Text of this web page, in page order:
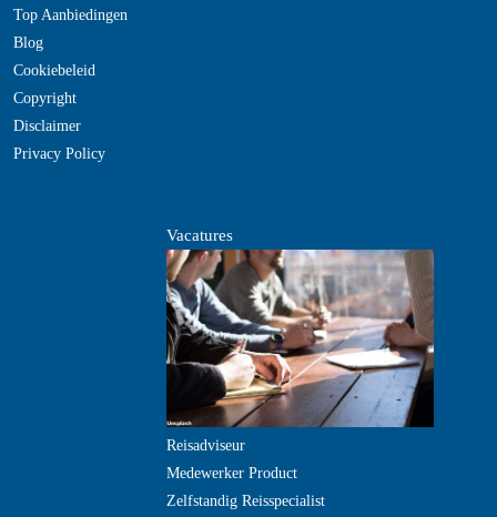
Top Aanbiedingen
Blog
Cookiebeleid
Copyright
Disclaimer
Privacy Policy
Vacatures
Reisadviseur
Medewerker Product
Zelfstandig Reisspecialist